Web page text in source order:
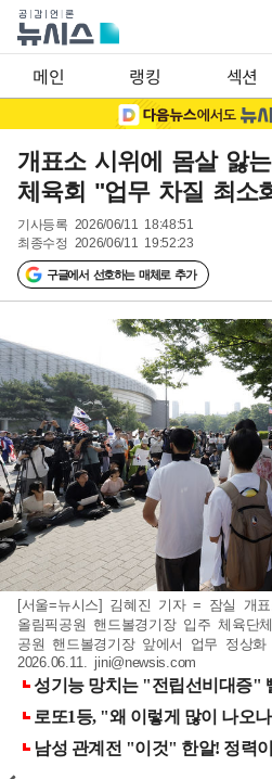
메인 랭킹 섹션
개표소 시위에 몸살 앓
체육회 "업무 차질 최소
기사등록 2026/06/11 18:48:51
최종수정 2026/06/11 19:52:23
구글에서 선호하는 매체로 추가
[서울=뉴시스] 김혜진 기자 = 잠실 개
올림픽공원 핸드볼경기장 입주 체육단
공원 핸드볼경기장 앞에서 업무 정상화
2026.06.11. jini@newsis.com